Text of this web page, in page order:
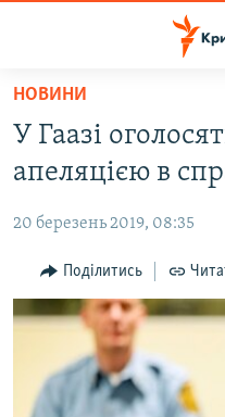
Перейти
основного
матеріалу
до
навігації
Перейти
ПОЛІТИКА
БЛОГИ
ПОГЛЯД
ІНТЕРВ'Ю
ВСЕ ЗА ДЕНЬ
НОВИНИ
У Гаазі
апеляцією в
20 березень 2019, 08:35
Поділитись